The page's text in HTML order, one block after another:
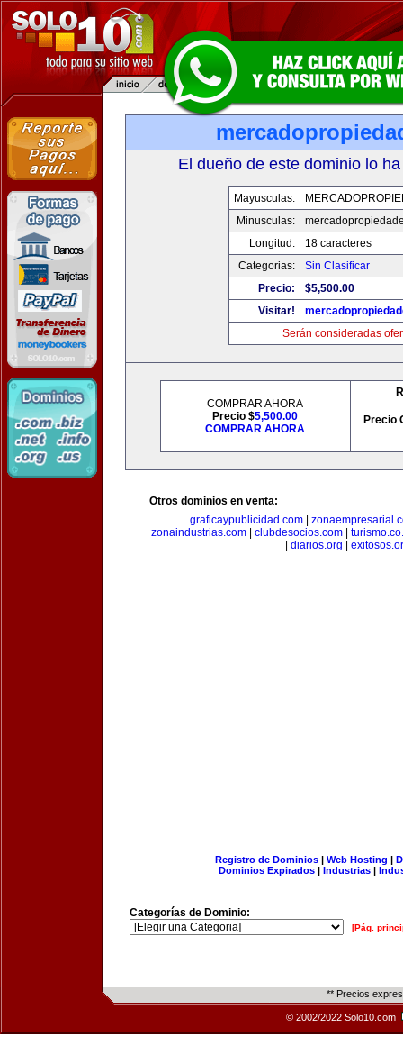
El dueño de este dominio lo
Mayusculas:
Minusculas:
Longitud:
18 caracteres
Categorias:
Sin Clasificar
Precio:
$5,500.00
Visitar!
Serán consideradas
COMPRAR AHORA
Precio $5,500.00
COMPRAR AHORA
Precio
Otros dominios en venta:
graficaypublicidad.com
zonaindustrias.com| clubdesocios.com|
diarios.org
Registro de Dominios| Web Hosting |
Dominios Expirados | Industrias |
Categorías de Dominio:
[Pág.
** Precios
© 2002/2022 Solo10.com